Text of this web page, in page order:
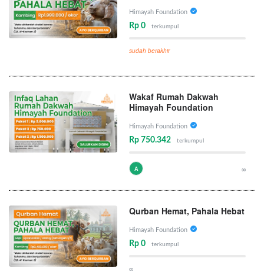
Himayah Foundation
Rp 0 terkumpul
sudah berakhir
Wakaf Rumah Dakwah
Himayah Foundation
Himayah Foundation
Rp 750.342 terkumpul
A ∞
Qurban Hemat, Pahala Hebat
Himayah Foundation
Rp 0 terkumpul
∞